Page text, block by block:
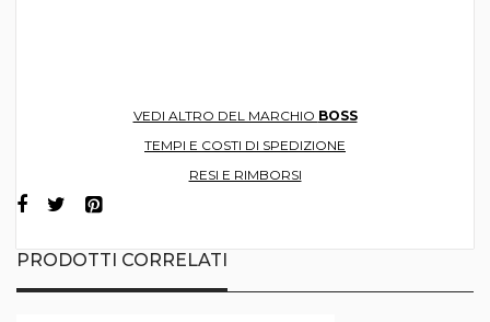
VEDI ALTRO DEL MARCHIO BOSS
TEMPI E COSTI DI SPEDIZIONE
RESI E RIMBORSI
PRODOTTI CORRELATI